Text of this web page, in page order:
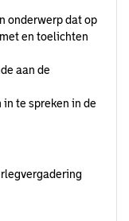
onderwerp dat op
en toelichten
aan de
te spreken in de